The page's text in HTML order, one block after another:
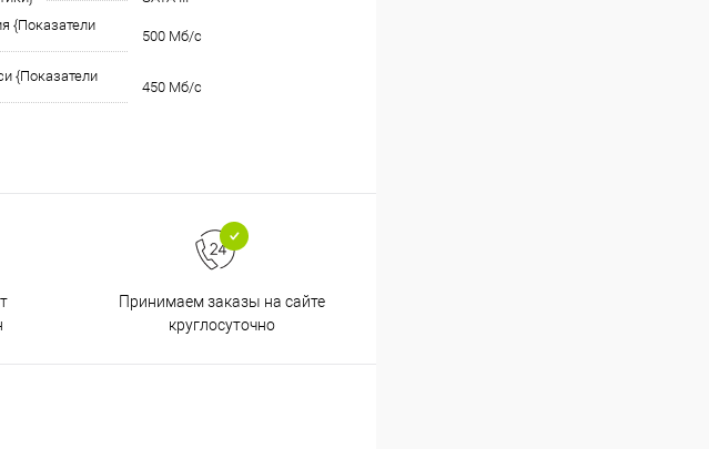
{Показатели
500 Мб/с
{Показатели
450 Мб/с
Принимаем заказы на сайте
круглосуточно